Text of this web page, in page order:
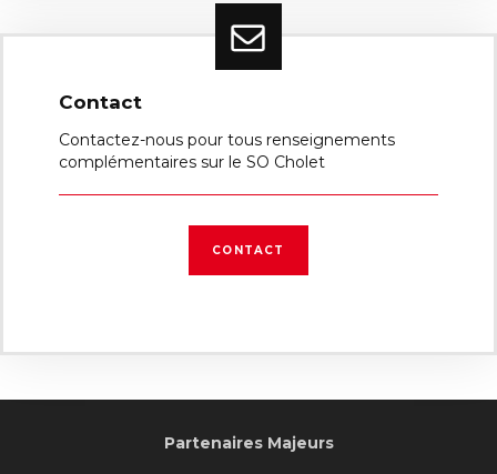
Contact
Contactez-nous pour tous renseignements
complémentaires sur le SO Cholet
CONTACT
Partenaires Majeurs